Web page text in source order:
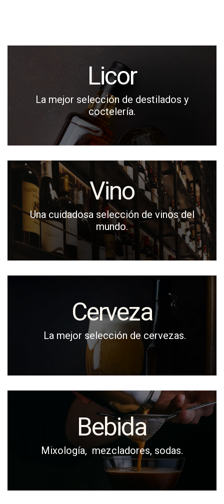
Licor
La mejor selección de destilados y
coctelería.
Vino
Una cuidadosa selección de vinos del
mundo.
Cerveza
La mejor selección de cervezas.
Bebida
Mixología, mezcladores, sodas.